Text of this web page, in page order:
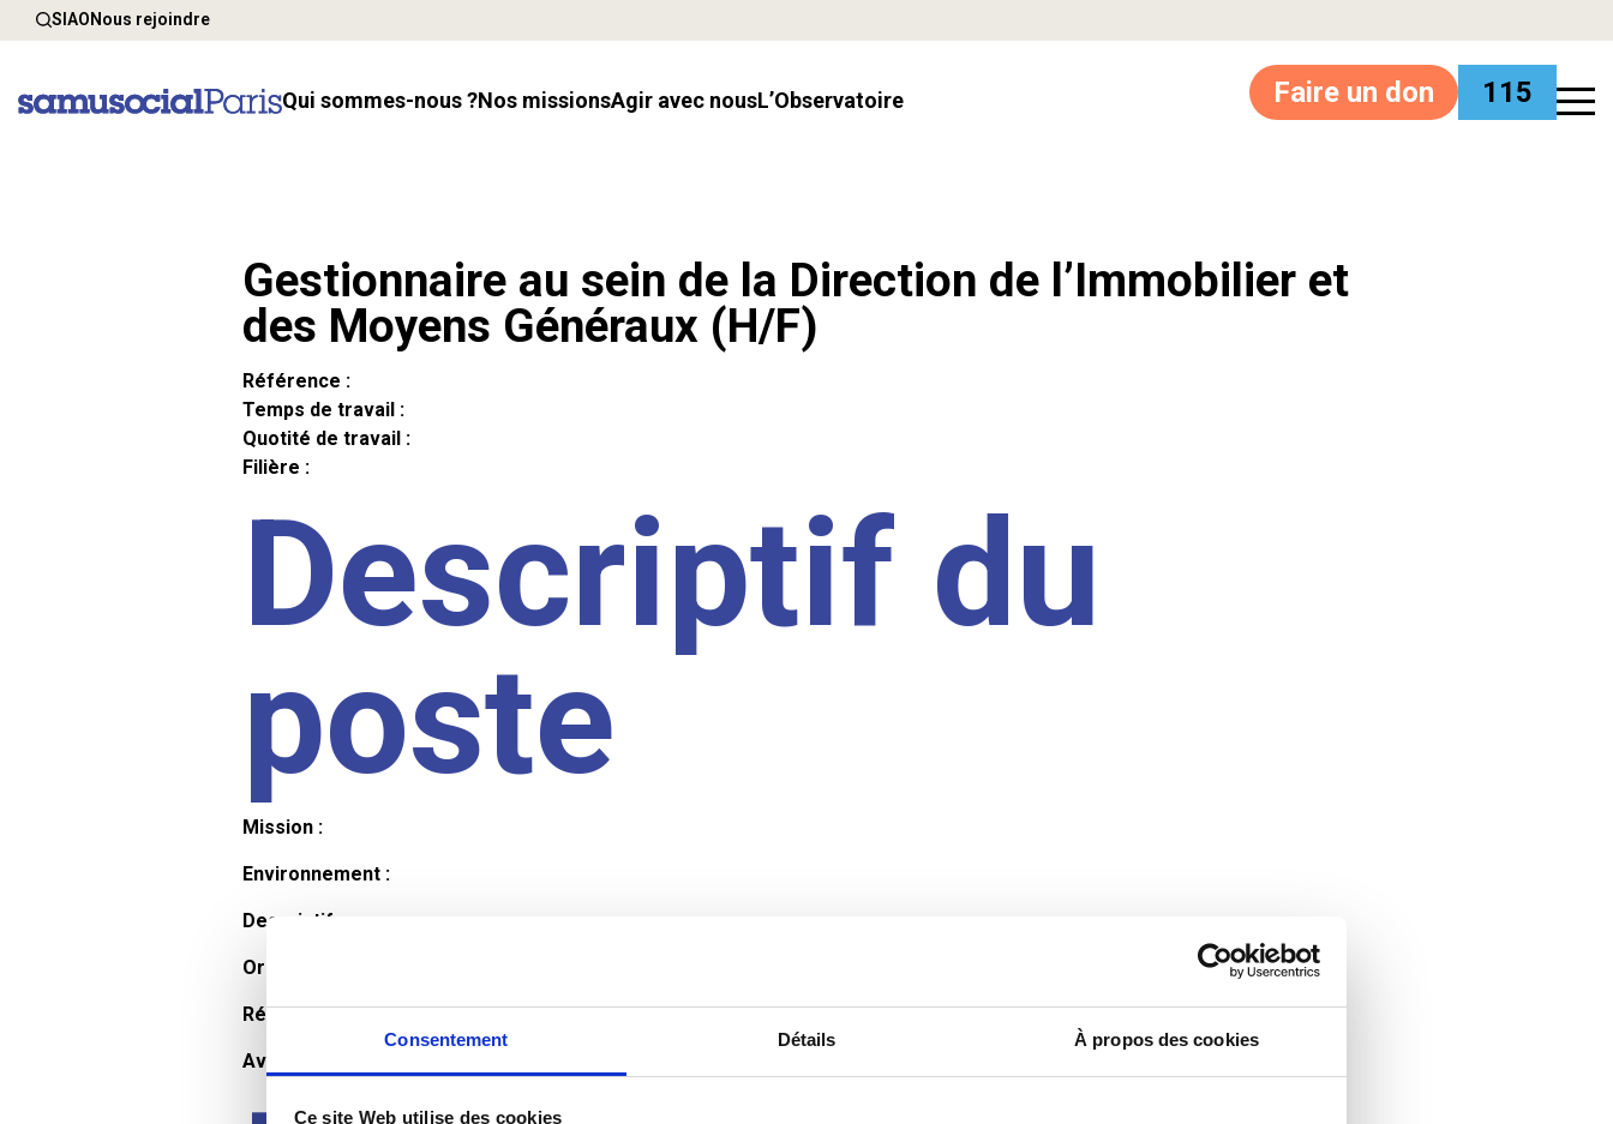
Consentement Détails À propos des cookies
Ce site Web utilise des cookies
SIAONous rejoindre
Qui sommes-nous ? Nos missions Agir avec nous l’Observatoire Faire un don 115
Gestionnaire au sein de la Direction de l’Immobilier et
des Moyens Généraux (H/F)
Référence :
Temps de travail :
Quotité de travail :
Filière :
Descriptif du
poste
Mission :
Environnement :
Descriptif :
Organisation et horaires :
Rémunération :
Avantages :